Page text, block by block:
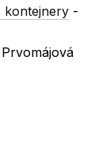
kontejnery -